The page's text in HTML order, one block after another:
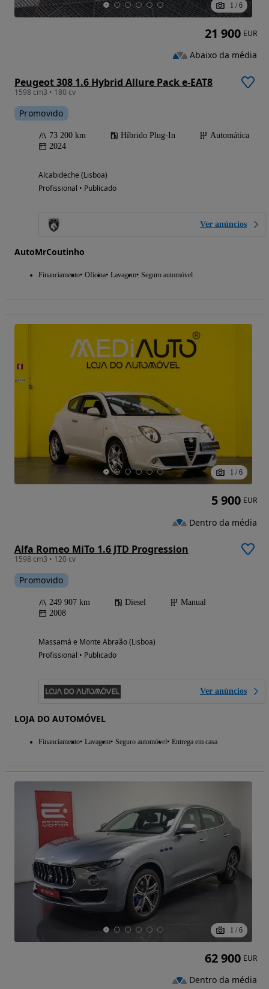
1 / 6
Peugeot 308 1.6 Hybrid Allure Pack e-EAT8
1598 cm3 • 180 cv
Promovido
73 200 km Híbrido Plug-In
Automática
2024
Alcabideche (Lisboa)
Profissional • Publicado
Ver anúncios
AutoMrCoutinho
Financiamento Oficina Lavagem Seguro automóvel
21 900 EUR
Abaixo da média
1 / 6
Alfa Romeo MiTo 1.6 JTD Progression
1598 cm3 • 120 cv
Promovido
249 907 km Diesel
Manual
2008
Massamá e Monte Abraão (Lisboa)
Profissional • Publicado
Ver anúncios
LOJA DO AUTOMÓVEL
Financiamento Lavagem Seguro automóvel Entrega em casa
5 900 EUR
Dentro da média
1 / 6
62 900 EUR
Dentro da média